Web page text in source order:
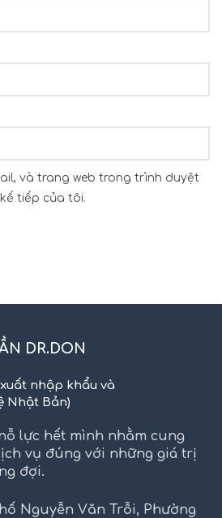
và trang web trong trình duyệt
tiếp của tôi.
DR.DON
nhập khẩu và
Nhật Bản)
lực hết mình nhằm cung
vụ đúng với những giá trị
đợi.
Nguyễn Văn Trỗi, Phường